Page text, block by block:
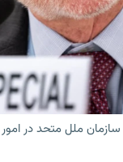
سازمان ملل متحد در